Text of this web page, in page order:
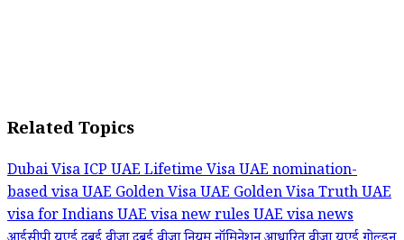
Related Topics
Dubai VisaICP UAELifetime Visa UAEnomination-
based visaUAE Golden VisaUAE Golden Visa TruthUAE
visa for IndiansUAE visa new rulesUAE visa news